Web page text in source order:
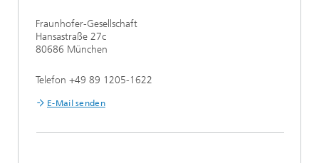
Fraunhofer-Gesellschaft
Hansastraße 27c
80686 München
Telefon +49 89 1205-1622
E-Mail senden